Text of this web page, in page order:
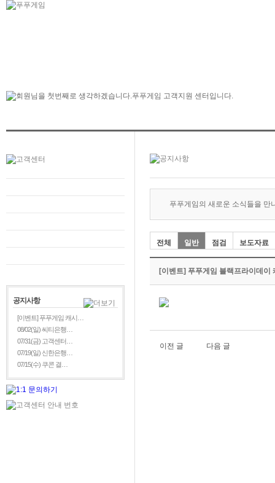
공지사항
[이벤트] 푸푸게임 캐시…
08/02(일) 씨티은행…
07/31(금) 고객센터…
07/19(일) 신한은행…
07/15(수) 쿠콘 결…
푸푸게임의 새로운 소식들을 만
전체 일반 점검 보도자료
[이벤트] 푸푸게임 블랙프라이데이
이전 글 다음 글